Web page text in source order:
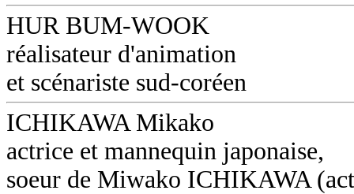
HUR BUM-WOOK
réalisateur d'animation
et scénariste sud-coréen
ICHIKAWA Mikako
actrice et mannequin japonaise,
soeur de Miwako ICHIKAWA